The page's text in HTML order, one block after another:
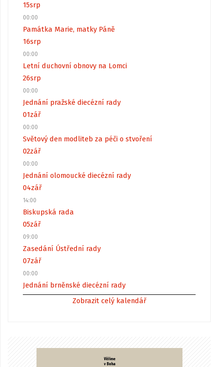
15srp
00:00
Památka Marie, matky Páně
16srp
00:00
Letní duchovní obnovy na Lomci
26srp
00:00
Jednání pražské diecézní rady
01zář
00:00
Světový den modliteb za péči o stvoření
02zář
00:00
Jednání olomoucké diecézní rady
04zář
14:00
Biskupská rada
05zář
09:00
Zasedání Ústřední rady
07zář
00:00
Jednání brněnské diecézní rady
Zobrazit celý kalendář